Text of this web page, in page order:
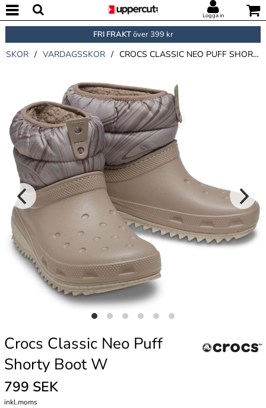
Logga in
FRI FRAKTöver 399 kr
SKOR / VARDAGSSKOR / CROCS CLASSIC NEO PUFF SHORTY BOOT W
Crocs Classic Neo Puff
Shorty Boot W
799 SEK
inkl.moms